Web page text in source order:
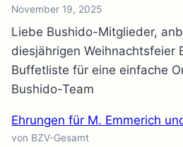
November 19, 2025
Liebe Bushido-Mitglieder,
diesjährigen Weihnachtsfeier
Buffetliste für eine einfache
Bushido-Team
Ehrungen für M. Emmerich
von BZV-Gesamt